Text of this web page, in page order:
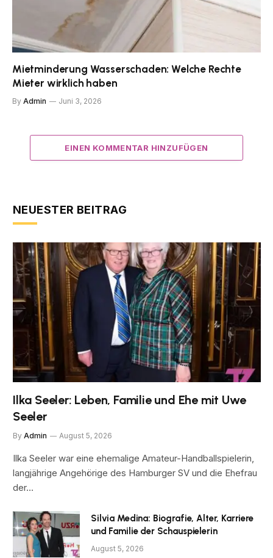
Mietminderung Wasserschaden: Welche Rechte
Mieter wirklich haben
By Admin Juni 3, 2026
EINEN KOMMENTAR HINZUFÜGEN
NEUESTER BEITRAG
Ilka Seeler: Leben, Familie und Ehe mit Uwe
Seeler
By Admin August 5, 2026
Ilka Seeler war eine ehemalige Amateur-Handballspielerin,
langjährige Angehörige des Hamburger SV und die Ehefrau
der…
Silvia Medina: Biografie, Alter, Karriere
und Familie der Schauspielerin
August 5, 2026